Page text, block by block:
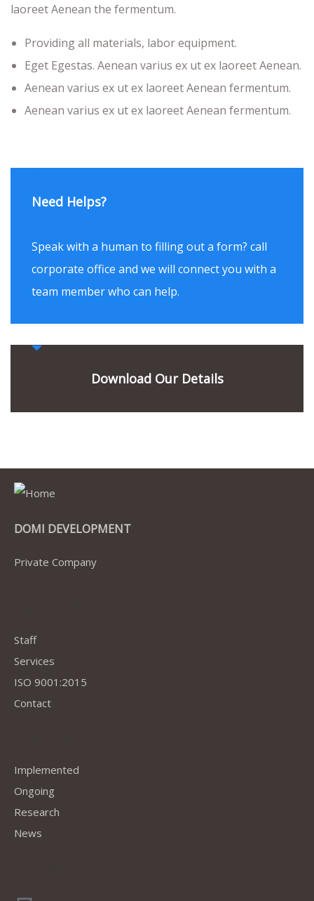
laoreet Aenean the fermentum.
Providing all materials, labor equipment.
Eget Egestas. Aenean varius ex ut ex laoreet Aenean.
Aenean varius ex ut ex laoreet Aenean fermentum.
Aenean varius ex ut ex laoreet Aenean fermentum.
Need Helps?
Speak with a human to filling out a form? call
corporate office and we will connect you with a
team member who can help.
Download Our Details
DOMI DEVELOPMENT
Private Company
Staff
Services
ISO 9001:2015
Contact
Implemented
Ongoing
Research
News